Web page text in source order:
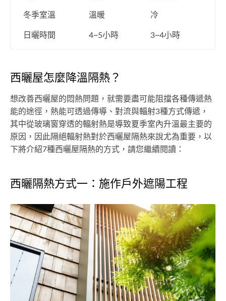
冬季室溫 溫暖 冷
日曬時間 4~5小時 3~4小時
西曬屋怎麼降溫隔熱？
想改善西曬屋的悶熱問題，就需要盡可能阻擋各種傳遞熱
能的途徑，熱能可透過傳導、對流與輻射3種方式傳遞，
其中從玻璃窗穿透的輻射熱是導致夏季室內升溫最主要的
原因，因此隔絕輻射熱對於西曬屋隔熱來說尤為重要，以
下將介紹7種西曬屋隔熱的方式，請您繼續閱讀：
西曬隔熱方式一：施作戶外遮陽工程